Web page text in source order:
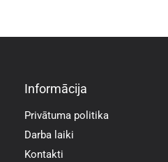
Informācija
Privātuma politika
Darba laiki
Kontakti